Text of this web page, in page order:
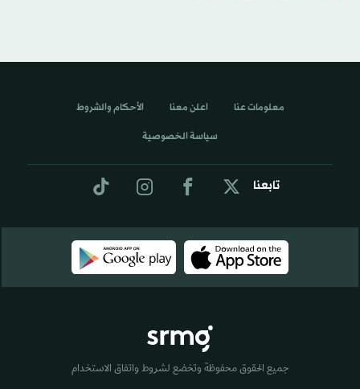
تابعنا
معلومات عنا اعلن معنا الأحكام والشروط
سياسة الخصوصية
جميع الحقوق محفوظة وتخضع لشروط واتفاق الاستخدام